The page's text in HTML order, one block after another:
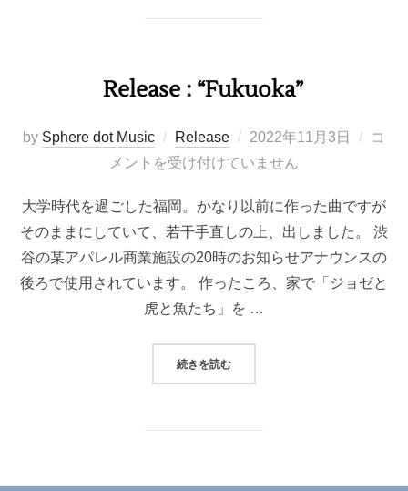
Release : “Fukuoka”
by Sphere dot Music Release
投
稿
2022年11月3日
コ
メントを受け付けていません
大学時代を過ごした福岡。かなり以前に作った曲ですが
そのままにしていて、若干手直しの上、出しました。 渋
谷の某アパレル商業施設の20時のお知らせアナウンスの
後ろで使用されています。 作ったころ、家で「ジョゼと
虎と魚たち」を …
続きを読む“RELEASE : “FUKUOKA””